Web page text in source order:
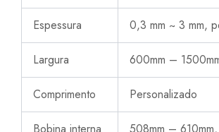
Espessura 0,3 mm ~ 3 mm,
Largura 600mm –
Comprimento Personalizado